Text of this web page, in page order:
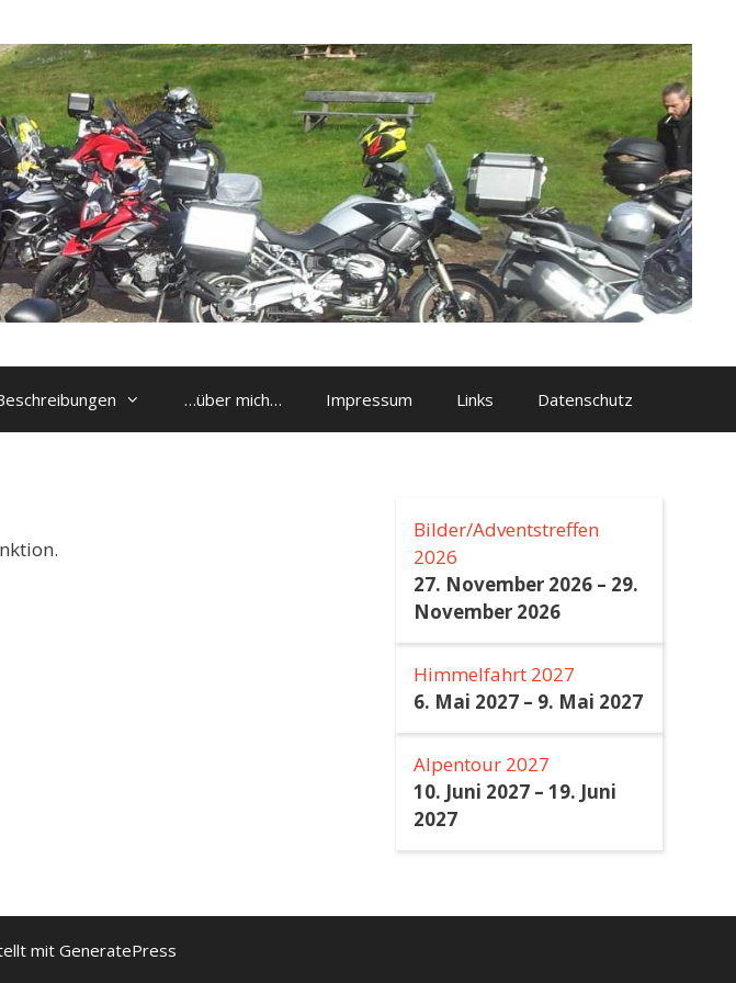
bereitzustellen und unseren Datenverkehr zu analysieren. Mit einem Klick auf „Alle akzeptieren“
…über mich… Impressum Links Datenschutz
Bilder/Adventstreffen
2026
27. November 2026 – 29.
November 2026
Himmelfahrt 2027
6. Mai 2027 – 9. Mai 2027
Alpentour 2027
10. Juni 2027 – 19. Juni
2027
mit GeneratePress